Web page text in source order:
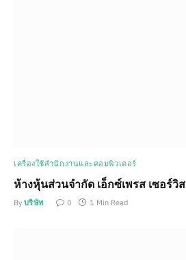
เครื่องใช้สำนักงานและคอมพิวเตอร์
ห้างหุ้นส่วนจำกัด เอ็กซ์เพรส เซอร์วิส
By บริษัท 0 1 Min Read